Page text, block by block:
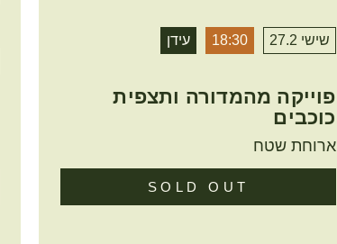
שישי 27.2 18:30 עידן
פוייקה מהמדורה ותצפית
כוכבים
ארוחת שטח
SOLD OUT